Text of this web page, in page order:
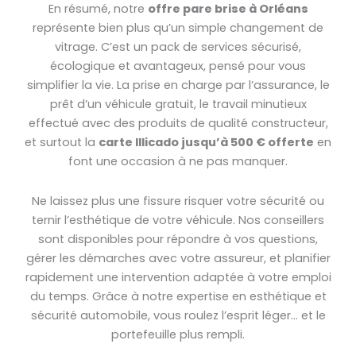
En résumé, notre offre pare brise à Orléans
représente bien plus qu’un simple changement de
vitrage. C’est un pack de services sécurisé,
écologique et avantageux, pensé pour vous
simplifier la vie. La prise en charge par l’assurance, le
prêt d’un véhicule gratuit, le travail minutieux
effectué avec des produits de qualité constructeur,
et surtout la carte Illicado jusqu’à 500 € offerte en
font une occasion à ne pas manquer.
Ne laissez plus une fissure risquer votre sécurité ou
ternir l’esthétique de votre véhicule. Nos conseillers
sont disponibles pour répondre à vos questions,
gérer les démarches avec votre assureur, et planifier
rapidement une intervention adaptée à votre emploi
du temps. Grâce à notre expertise en esthétique et
sécurité automobile, vous roulez l’esprit léger… et le
portefeuille plus rempli.